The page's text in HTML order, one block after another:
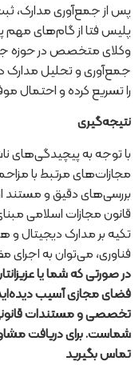
پس از جمع‌آوری مدارک،
پلیس فتا از گام‌های
وکلای متخصص در حوزه
جمع‌آوری و تحلیل مدارک
را تسریع کرده و احتمال
نتیجه‌گیری
با توجه به پیچیدگی‌های
مجازات‌های مرتبط با
قانون مجازات اسلامی
تکیه بر مدارک دیجیتال
فناوری، می‌توان به
در صورتی که شما یا
فضای مجازی آسیب
تخصصی و مستندات
شماست. برای دریافت
تماس بگیرید